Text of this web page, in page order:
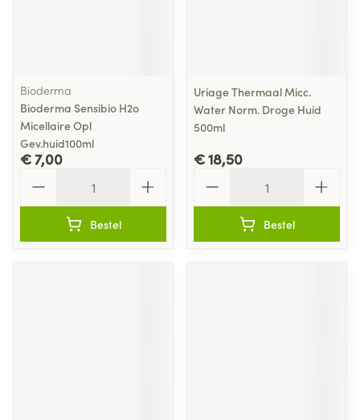
Bioderma
Bioderma Sensibio H2o
Micellaire Opl
Gev.huid100ml
€ 7,00
Bestel
Uriage Thermaal Micc.
Water Norm. Droge Huid
500ml
€ 18,50
Bestel